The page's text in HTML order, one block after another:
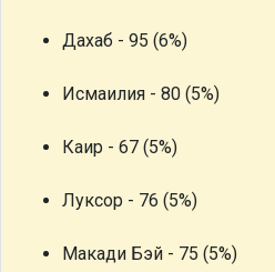
Дахаб - 95 (6%)
Исмаилия - 80 (5%)
Каир - 67 (5%)
Луксор - 76 (5%)
Макади Бэй - 75 (5%)